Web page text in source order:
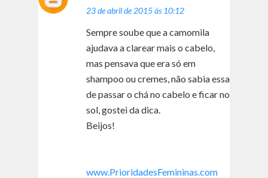
23 de abril de 2015 às 10:12
Sempre soube que a camomila
ajudava a clarear mais o cabelo,
mas pensava que era só em
shampoo ou cremes, não sabia essa
de passar o chá no cabelo e ficar no
sol, gostei da dica.
Beijos!
www.PrioridadesFemininas.com